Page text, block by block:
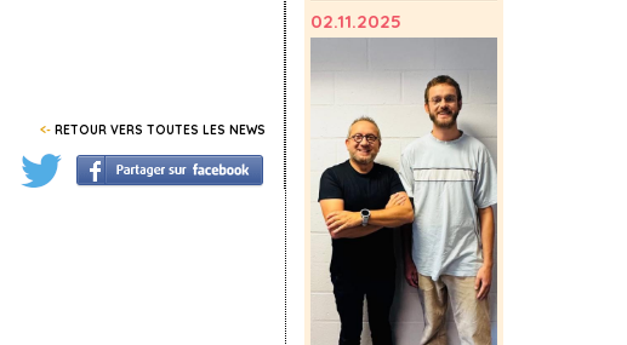
<- RETOUR VERS TOUTES LES NEWS
02.11.2025